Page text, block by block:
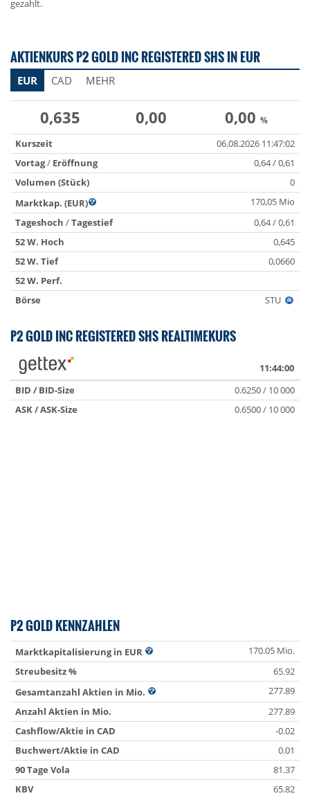
gezahlt.
AKTIENKURS P2 GOLD INC REGISTERED SHS IN EUR
EUR CAD MEHR
0,635 0,00 0,00 %
Kurszeit
06.08.2026 11:47:02
Vortag/ Eröffnung
0,64 / 0,61
Volumen (Stück)
0
Marktkap. (EUR)
170,05 Mio
Tageshoch /Tagestief
0,64 / 0,61
52 W. Hoch
0,645
52 W. Tief
0,0660
52 W. Perf.
Börse
STU
P2 GOLD INC REGISTERED SHS REALTIMEKURS
11:44:00
BID / BID-Size
0.6250 / 10 000
ASK / ASK-Size
0.6500 / 10 000
P2 GOLD KENNZAHLEN
Marktkapitalisierung in EUR
170.05 Mio.
Streubesitz %
65.92
Gesamtanzahl Aktien in Mio.
277.89
Anzahl Aktien in Mio.
277.89
Cashflow/Aktie in CAD
-0.02
Buchwert/Aktie in CAD
0.01
90 Tage Vola
81.37
KBV
65.82